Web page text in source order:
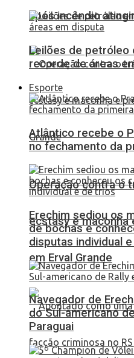
após incêndio
Operação contra o
ecstasy e maconha
em Erval Grande
Leilões de petróleo
recorde de áreas
Esporte
Atlântico recebe o
no fechamento da
Erechim sediou os
de bochas e
disputas individual
Navegador de
do Sul-americano
Paraguai